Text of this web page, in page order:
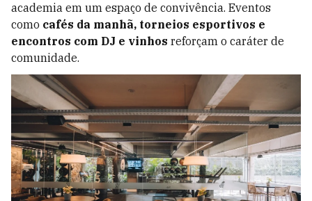
academia em um espaço de convivência. Eventos
como cafés da manhã, torneios esportivos e
encontros com DJ e vinhos reforçam o caráter de
comunidade.